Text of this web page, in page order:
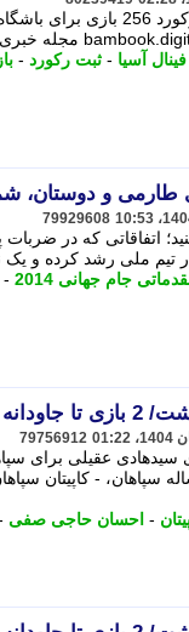
احسان حاج صفی، کاپیتان
فینال آسیا - ثبت رکورد -
و دوستان،
79929608
اتفاقاتی که در
ملی رشد کرده و یک
جام جهانی 2014 -
شدن
79756912
سیدهادی عقیلی برای
آنا، احسان حاجی صفی کاپیتان 35 ساله
- احسان حاجی صفی